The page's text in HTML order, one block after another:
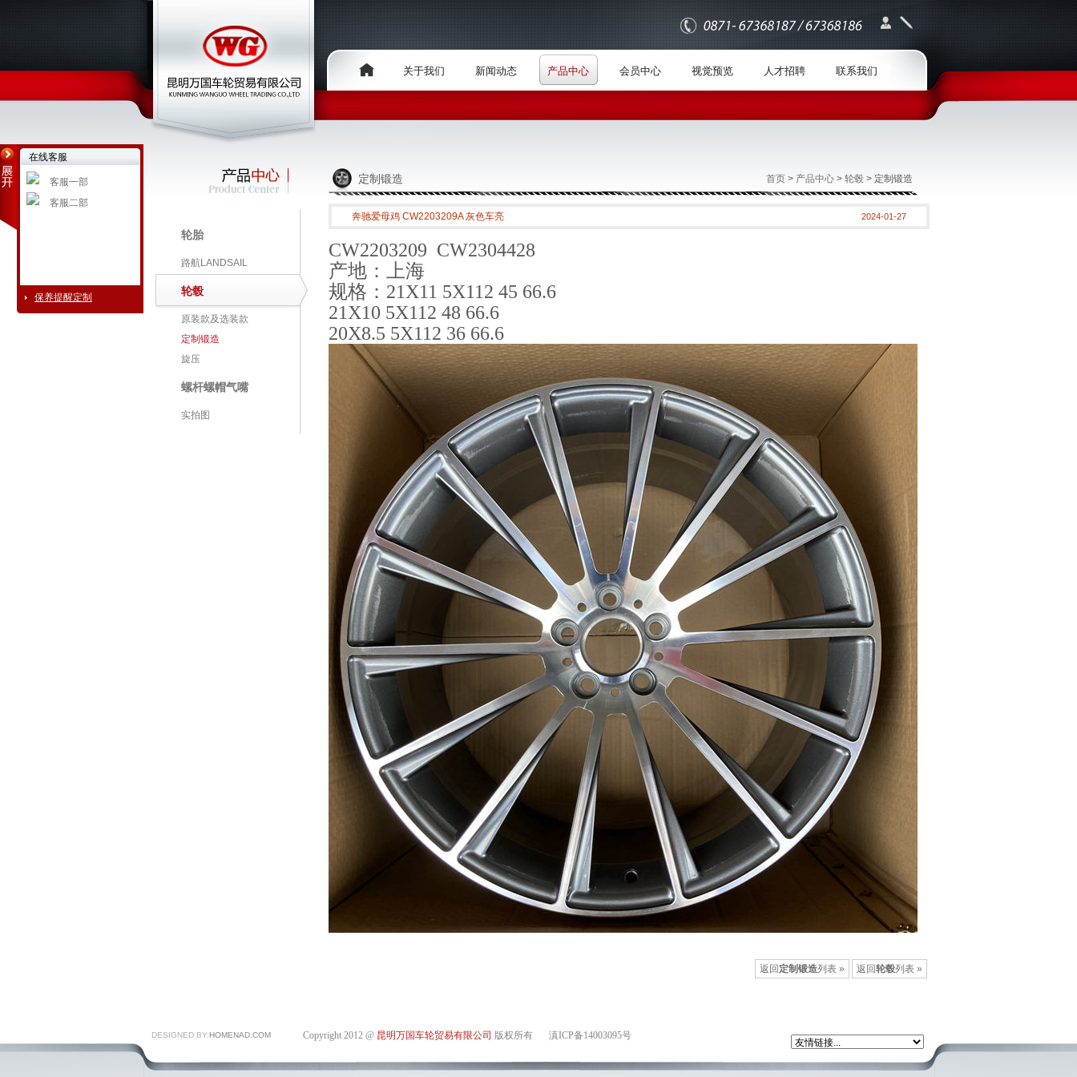
关于我们 新闻动态 产品中心 会员中心 视觉预览 人才招聘 联系我们
在线客服
客服一部
客服二部
保养提醒定制
首页 > 产品中心 > 轮毂 > 定制锻造
定制锻造
2024-01-27
奔驰爱母鸡 CW2203209A 灰色车亮
CW2203209 CW2304428
产地：上海
规格：21X11 5X112 45 66.6
21X10 5X112 48 66.6
20X8.5 5X112 36 66.6
返回轮毂列表 »
返回 定制锻造列表 »
轮胎
路航LANDSAIL
轮毂
原装款及选装款
定制锻造
旋压
螺杆螺帽气嘴
实拍图
Copyright 2012 @ 昆明万国车轮贸易有限公司 版权所有 滇ICP备14003095号
DESIGNED BY:HOMENAD.COM